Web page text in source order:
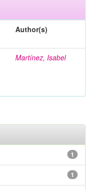
Author(s)
Martínez, Isabel
1
1